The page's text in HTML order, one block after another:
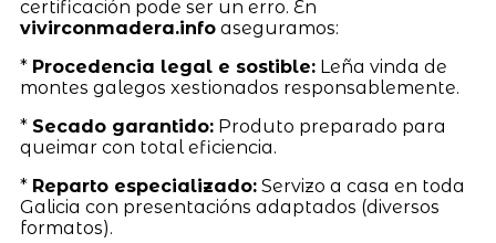
certificación pode ser un erro. En
vivirconmadera.infoaseguramos:
* Procedencia legal e sostible:Leña vinda de
montes galegos xestionados responsablemente.
* Secado garantido:Produto preparado para
queimar con total eficiencia.
* Reparto especializado:Servizo a casa en toda
Galicia con presentacións adaptados (diversos
formatos).